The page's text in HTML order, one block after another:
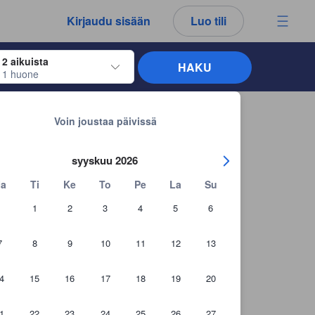
Kirjaudu sisään Luo tili
2 aikuista
1 huone
siirtyäksesi haluamiesi sisään- ja uloskirjautumispäivien
Voin joustaa päivissä
syyskuu 2026
Ti Ke To Pe La Su
1 2 3 4 5 6
8 9 10 11 12 13
15 16 17 18 19 20
HAKU
arvostelut ja kommentit ovat aina aitoja.